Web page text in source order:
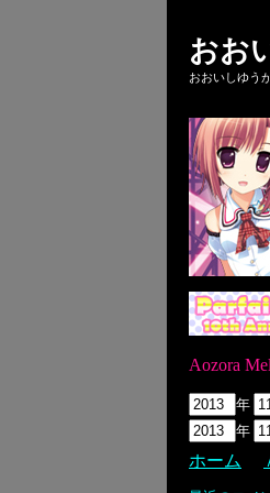
おお
おおいしゆう
Aozora
年
年
ホーム